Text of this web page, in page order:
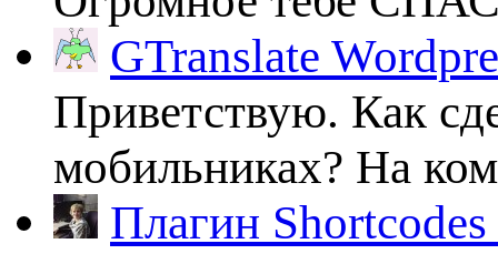
GTranslate
Приветствую. Как
мобильниках? На
Плагин